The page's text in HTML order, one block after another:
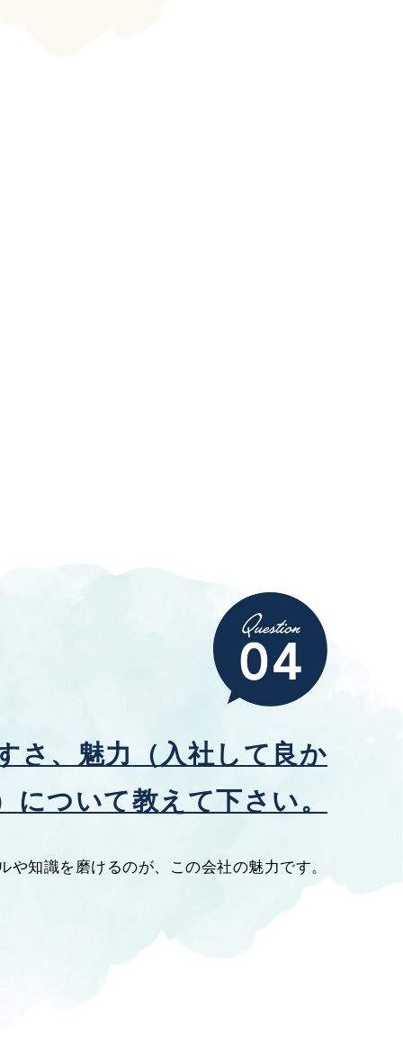
さ、魅力
（入社して良か
について教えて下さい。
知識を磨けるのが、この会社の魅力です。